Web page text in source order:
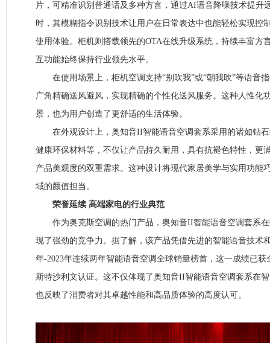
片，可精准识别普通话及多种方言，通过AI语音降噪技术提升
时，其模糊指令识别技术让用户在日常表达中也能轻松实现控
使用体验。柜机则搭载领先的OTA在线升级系统，持续丰富方
互功能始终保持行业领先水平。
在使用场景上，柜机空调支持“别吹我”或“朝我吹”等语音指
广角精确送风避风，实现精确的个性化送风服务。这种人性化
景，也为用户创造了更舒适的生活体验。
在外观设计上，奥知音II智能语音空调套系采用的诸如钻石
健康环保材料等，不仅让产品持久耐用，具有抗褪色特性，更
产品美观度的双重需求。这种设计将现代家居美学与实用功能
域的颜值担当。
荣誉延续 高端家电的行业典范
作为奥克斯空调的热门产品，奥知音II智能语音空调套系在
现了强劲的竞争力。据了解，该产品凭借先进的智能语音技术
年-2023年连续两年智能语音空调全球销量榜首，这一成绩已
斯特沙利文认证。这不仅体现了奥知音II智能语音空调套系在
也反映了消费者对其卓越性能和高品质体验的高度认可。